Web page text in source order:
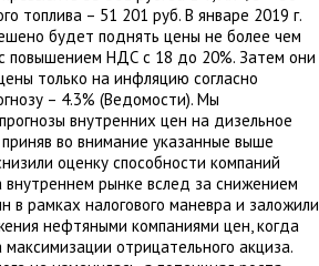
топлива – 51 201 руб. В январе 2019 г.
будет поднять цены не более чем
повышением НДС с 18 до 20%. Затем они
только на инфляцию согласно
– 4.3% (Ведомости). Мы
внутренних цен на дизельное
во внимание указанные выше
оценку способности компаний
рынке вслед за снижением
в рамках налогового маневра и заложили
нефтяными компаниями цен, когда
отрицательного акциза.